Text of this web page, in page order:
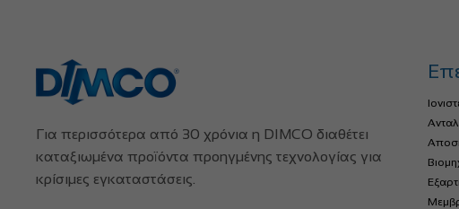
Για περισσότερα από 30 χρόνια η DIMCO διαθέτει
καταξιωμένα προϊόντα προηγμένης τεχνολογίας για
κρίσιμες εγκαταστάσεις.